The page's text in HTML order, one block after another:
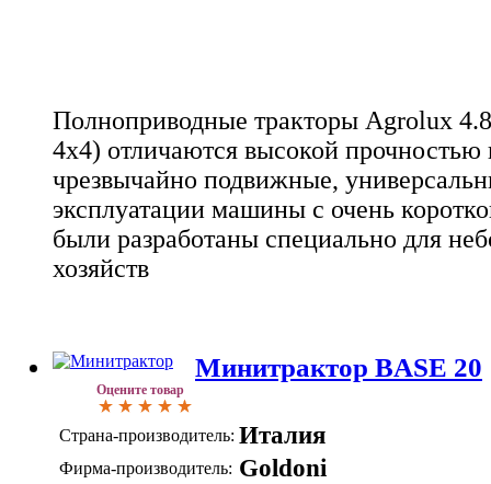
Полноприводные тракторы Agrolux
4х4) отличаются высокой
чрезвычайно подвижные,
эксплуатации машины с очень
были разработаны специально для
хозяйств
Оцените товар
Минитрактор BASE 20
Страна-производитель: Италия
Фирма-производитель: Goldoni